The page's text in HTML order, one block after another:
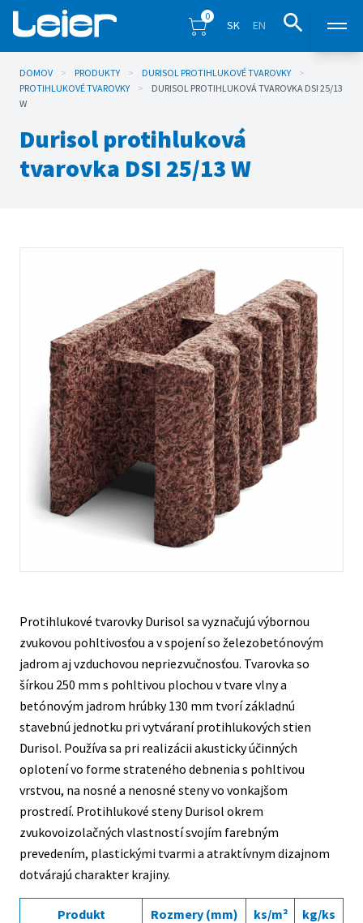
0
SK EN
Produkty
Inšpirácia
Blog
Na stiahnutie
Kontakty
DOMOV > PRODUKTY > DURISOL PROTIHLUKOVÉ TVAROVKY
>
PROTIHLUKOVÉ TVAROVKY
>
DURISOL PROTIHLUKOVÁ TVAROVKA DSI 25/13
W
Durisol protihluková
tvarovka DSI 25/13 W
Protihlukové tvarovky Durisol sa vyznačujú výbornou
zvukovou pohltivosťou a v spojení so železobetónovým
jadrom aj vzduchovou nepriezvučnosťou. Tvarovka so
šírkou 250 mm s pohltivou plochou v tvare vlny a
betónovým jadrom hrúbky 130 mm tvorí základnú
stavebnú jednotku pri vytváraní protihlukových stien
Durisol. Používa sa pri realizácii akusticky účinných
oplotení vo forme strateného debnenia s pohltivou
vrstvou, na nosné a nenosné steny vo vonkajšom
prostredí. Protihlukové steny Durisol okrem
zvukovoizolačných vlastností svojím farebným
prevedením, plastickými tvarmi a atraktívnym dizajnom
dotvárajú charakter krajiny.
Produkt Rozmery (mm) ks/m² kg/ks